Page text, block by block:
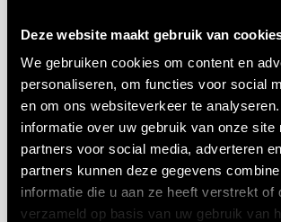
Deze website maakt gebruik van
We gebruiken cookies om content en
personaliseren, om functies voor social
en om ons websiteverkeer te
informatie over uw gebruik van onze site
partners voor social media, adverteren
partners kunnen deze gegevens
informatie die u aan ze heeft verstrekt of
verzameld op basis van uw gebruik van